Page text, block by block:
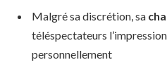
Malgré sa discrétion, sa
téléspectateurs
personnellement